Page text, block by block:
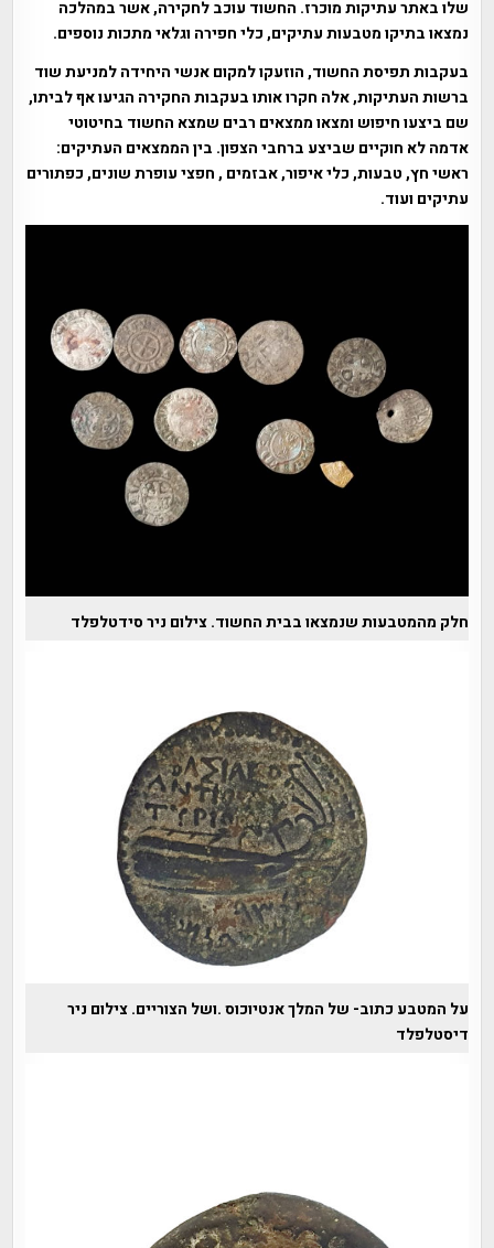
שלו באתר עתיקות מוכרז. החשוד עוכב לחקירה, אשר במהלכה
נמצאו בתיקו מטבעות עתיקים, כלי חפירה וגלאי מתכות נוספים.
בעקבות תפיסת החשוד, הוזעקו למקום אנשי היחידה למניעת שוד
ברשות העתיקות, אלה חקרו אותו בעקבות החקירה הגיעו אף לביתו,
שם ביצעו חיפוש ומצאו ממצאים רבים שמצא החשוד בחיטוטי
אדמה לא חוקיים שביצע ברחבי הצפון. בין הממצאים העתיקים:
ראשי חץ, טבעות, כלי איפור, אבזמים , חפצי עופרת שונים, כפתורים
עתיקים ועוד.
חלק מהמטבעות שנמצאו בבית החשוד. צילום ניר סידטלפלד
על המטבע כתוב- של המלך אנטיוכוס .ושל הצוריים. צילום ניר
דיסטלפלד